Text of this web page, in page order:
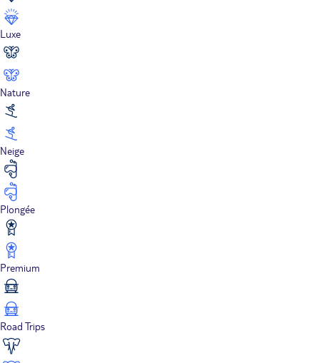
Luxe
Nature
Neige
Plongée
Premium
Road Trips